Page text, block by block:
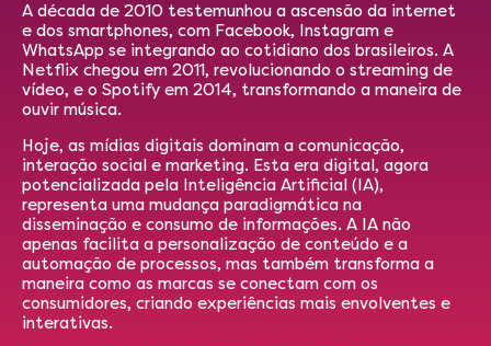
A década de 2010 testemunhou a ascensão da internet
e dos smartphones, com Facebook, Instagram e
WhatsApp se integrando ao cotidiano dos brasileiros. A
Netflix chegou em 2011, revolucionando o streaming de
vídeo, e o Spotify em 2014, transformando a maneira de
ouvir música.
Hoje, as mídias digitais dominam a comunicação,
interação social e marketing. Esta era digital, agora
potencializada pela Inteligência Artificial (IA),
representa uma mudança paradigmática na
disseminação e consumo de informações. A IA não
apenas facilita a personalização de conteúdo e a
automação de processos, mas também transforma a
maneira como as marcas se conectam com os
consumidores, criando experiências mais envolventes e
interativas.